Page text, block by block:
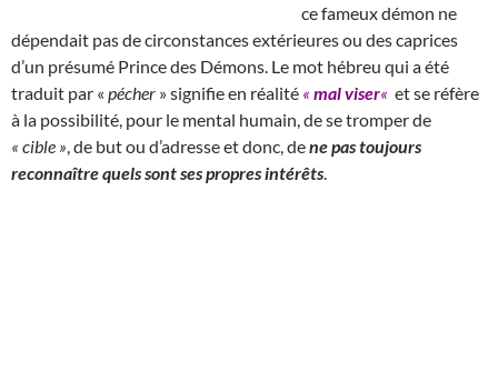
ce fameux démon ne
dépendait pas de circonstances extérieures ou des caprices
d’un présumé Prince des Démons. Le mot hébreu qui a été
traduit par « pécher » signifie en réalité « mal viser« et se réfère
à la possibilité, pour le mental humain, de se tromper de
« cible » , de but ou d’adresse et donc, dene pas toujours
reconnaître quels sont ses propres intérêts